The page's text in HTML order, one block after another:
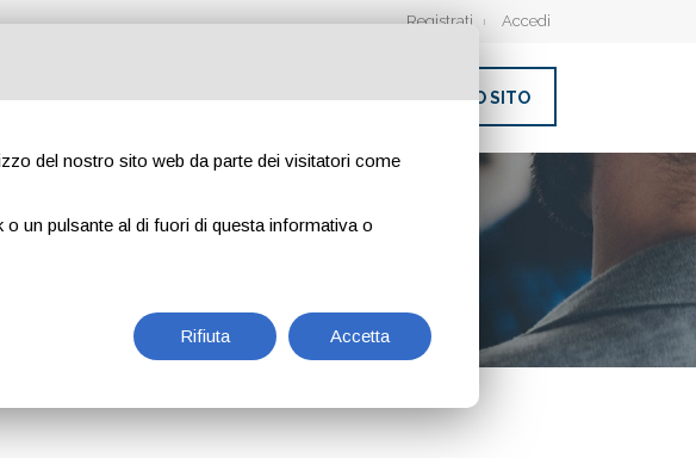
Registrati Accedi
INSERISCI IL TUO SITO
del nostro sito web da parte dei visitatori come
un pulsante al di fuori di questa informativa o
Rifiuta Accetta